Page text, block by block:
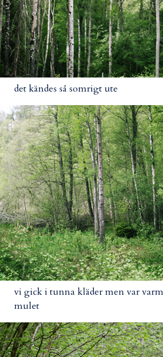
det kändes så somrigt ute
vi gick i tunna kläder men var
mulet